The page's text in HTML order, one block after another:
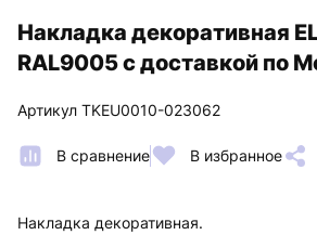
Накладка декоративная
RAL9005 с доставкой по
Артикул TKEU0010-023062
В сравнение В избранное
Накладка декоративная.